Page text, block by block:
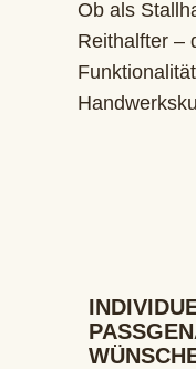
Ob als
Reithalfter –